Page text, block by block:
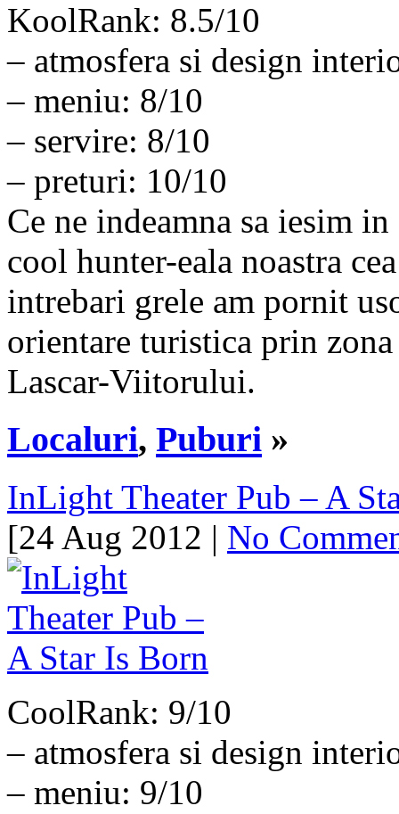
KoolRank: 8.5/10
– atmosfera si design
– meniu: 8/10
– servire: 8/10
– preturi: 10/10
Ce ne indeamna sa iesim
cool hunter-eala noastra
intrebari grele am pornit
orientare turistica prin
Lascar-Viitorului.
Localuri, Puburi »
InLight Theater Pub – A
[24 Aug 2012 | No
CoolRank: 9/10
– atmosfera si design
– meniu: 9/10